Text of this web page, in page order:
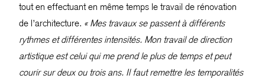
tout en effectuant en même temps le travail de rénovation
de l’architecture. « Mes travaux se passent à différents
rythmes et différentes intensités. Mon travail de direction
artistique est celui qui me prend le plus de temps et peut
courir sur deux ou trois ans. Il faut remettre les temporalités